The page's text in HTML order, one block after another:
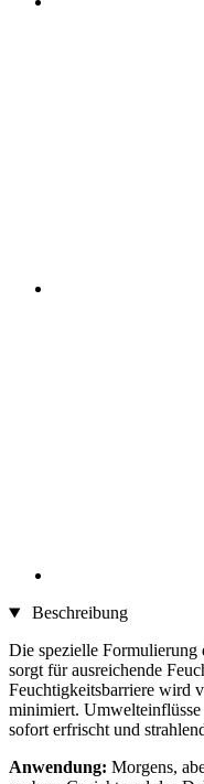
Beschreibung
Die spezielle Formulierung
sorgt für ausreichende
Feuchtigkeitsbarriere wird
minimiert.
sofort erfrischt und
Anwendung: Morgens,